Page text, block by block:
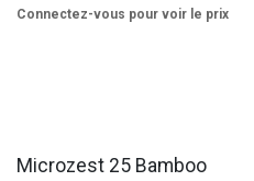
Connectez-vous pour voir le prix
Microzest 25 Bamboo